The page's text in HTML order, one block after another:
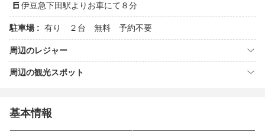
伊豆急下田駅よりお車にて８分
駐車場 : 有り ２台 無料 予約不要
周辺のレジャー
周辺の観光スポット
基本情報